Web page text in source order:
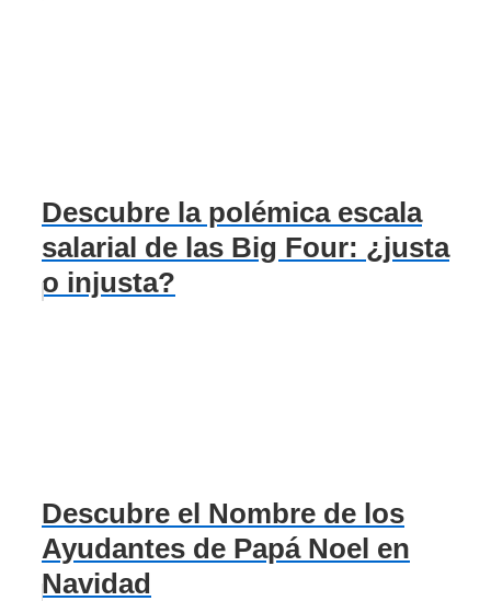
Descubre la polémica escala
salarial de las Big Four: ¿justa
o injusta?
Descubre el Nombre de los
Ayudantes de Papá Noel en
Navidad